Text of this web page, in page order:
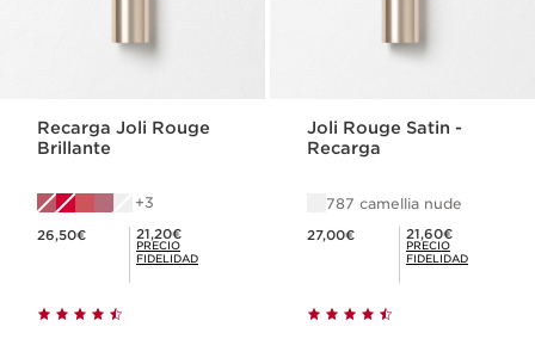
Recarga Joli Rouge
Brillante
3
26,50€ Precio Fidelidad 21,20€
21,20€
PRECIO
FIDELIDAD
Joli Rouge Satin -
Recarga
787 camellia nude
27,00€ Precio Fidelidad 21,60€
21,60€
PRECIO
FIDELIDAD